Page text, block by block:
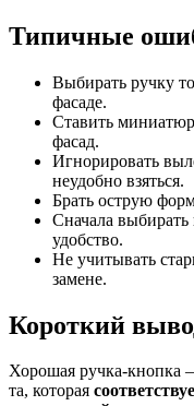
Типичные
Выбирать ручку
фасаде.
Ставить
фасад.
Игнорировать
неудобно взяться.
Брать острую
Сначала выбирать
удобство.
Не учитывать
замене.
Короткий
Хорошая ручка-кнопка
та, которая